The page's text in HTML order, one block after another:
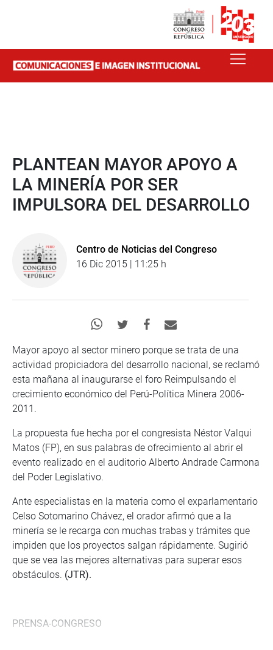
PLANTEAN MAYOR APOYO A
LA MINERÍA POR SER
IMPULSORA DEL DESARROLLO
Centro de Noticias del Congreso
16 Dic 2015 | 11:25 h
Mayor apoyo al sector minero porque se trata de una
actividad propiciadora del desarrollo nacional, se reclamó
esta mañana al inaugurarse el foro Reimpulsando el
crecimiento económico del Perú-Política Minera 2006-
2011.
La propuesta fue hecha por el congresista Néstor Valqui
Matos (FP), en sus palabras de ofrecimiento al abrir el
evento realizado en el auditorio Alberto Andrade Carmona
del Poder Legislativo.
Ante especialistas en la materia como el exparlamentario
Celso Sotomarino Chávez, el orador afirmó que a la
minería se le recarga con muchas trabas y trámites que
impiden que los proyectos salgan rápidamente. Sugirió
que se vea las mejores alternativas para superar esos
obstáculos. (JTR).
PRENSA-CONGRESO